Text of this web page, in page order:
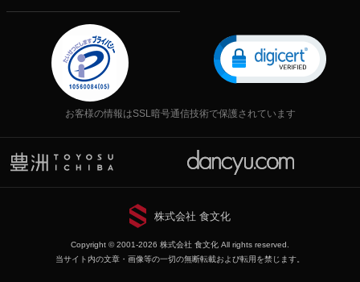
お客様の情報はSSL暗号通信技術で保護されています
株式会社 食文化
Copyright © 2001-2026 株式会社 食文化 All rights reserved.
当サイト内の文章・画像等の一切の無断転載および転用を禁じます。